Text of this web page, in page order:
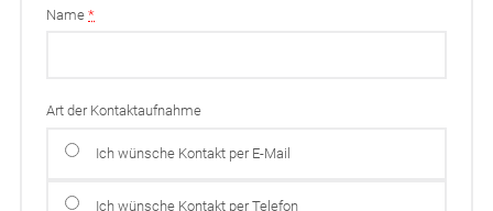
Name*
Art der Kontaktaufnahme
Ich wünsche Kontakt per E-Mail
Ich wünsche Kontakt per Telefon